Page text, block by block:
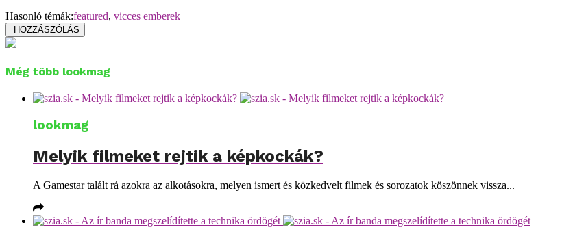
Hasonló témák:featured, vicces emberek
HOZZÁSZÓLÁS
Még több lookmag
lookmag
Melyik filmeket rejtik a képkockák?
A Gamestar talált rá azokra az alkotásokra, melyen ismert és közkedvelt filmek és sorozatok köszönnek vissza...